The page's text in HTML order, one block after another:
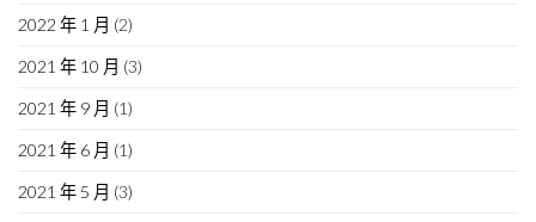
2022 年 1 月 (2)
2021 年 10 月 (3)
2021 年 9 月 (1)
2021 年 6 月 (1)
2021 年 5 月 (3)